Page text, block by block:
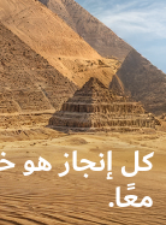
كل إنجاز هو
معًا.